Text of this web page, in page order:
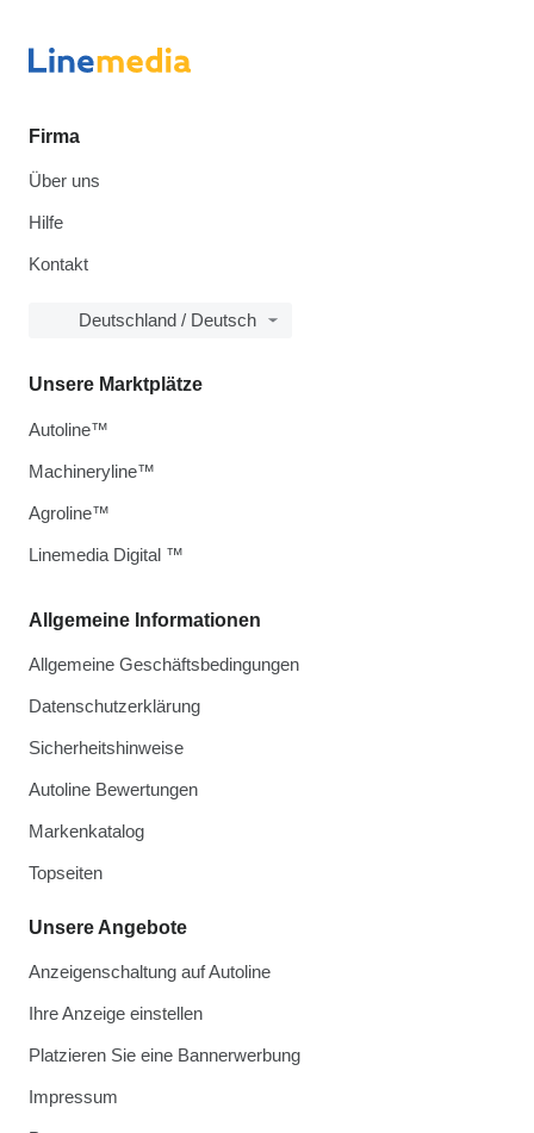
Firma
Über uns
Hilfe
Kontakt
Deutschland / Deutsch
Allgemeine Informationen
Allgemeine Geschäftsbedingungen
Datenschutzerklärung
Sicherheitshinweise
Autoline Bewertungen
Markenkatalog
Topseiten
Unsere Angebote
Anzeigenschaltung auf Autoline
Ihre Anzeige einstellen
Platzieren Sie eine Bannerwerbung
Impressum
Unsere Marktplätze
Autoline™
Machineryline™
Agroline™
Linemedia Digital ™